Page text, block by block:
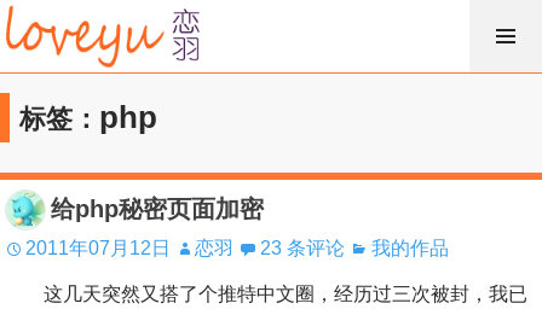
跳
过
内
容标签： php
给php秘密页面加密
2011年07月12日 恋羽 23 条评论 我的作品
这几天突然又搭了个推特中文圈，经历过三次被封，我已